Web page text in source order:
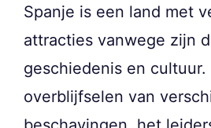
Spanje is een land met
attracties vanwege zijn
geschiedenis en cultuur.
overblijfselen van